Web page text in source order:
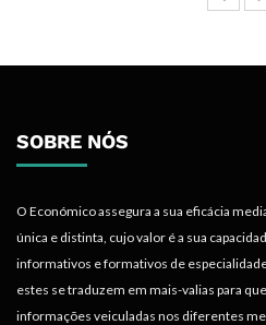
SOBRE NÓS
O Económico assegura a sua eficácia
única e distinta, cujo valor é a sua
informativos e formativos de
estes se traduzem em mais-valias para
informações veiculadas nos diferentes